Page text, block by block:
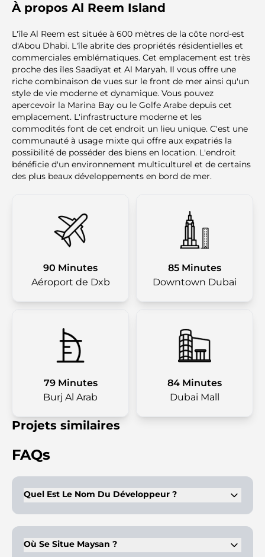
À propos Al Reem Island
L'île Al Reem est située à 600 mètres de la côte nord-est
d'Abou Dhabi. L'île abrite des propriétés résidentielles et
commerciales emblématiques. Cet emplacement est très
proche des îles Saadiyat et Al Maryah. Il vous offre une
riche combinaison de vues sur le front de mer ainsi qu'un
style de vie moderne et dynamique. Vous pouvez
apercevoir la Marina Bay ou le Golfe Arabe depuis cet
emplacement. L'infrastructure moderne et les
commodités font de cet endroit un lieu unique. C'est une
communauté à usage mixte qui offre aux expatriés la
possibilité de posséder des biens en location. L'endroit
bénéficie d'un environnement multiculturel et de certains
des plus beaux développements en bord de mer.
90 Minutes
Aéroport de Dxb
85 Minutes
Downtown Dubai
79 Minutes
Burj Al Arab
84 Minutes
Dubai Mall
Projets similaires
FAQs
Quel Est Le Nom Du Développeur ?
immobiliers innovants, est le promoteur de Maysan.
Où Se Situe Maysan ?